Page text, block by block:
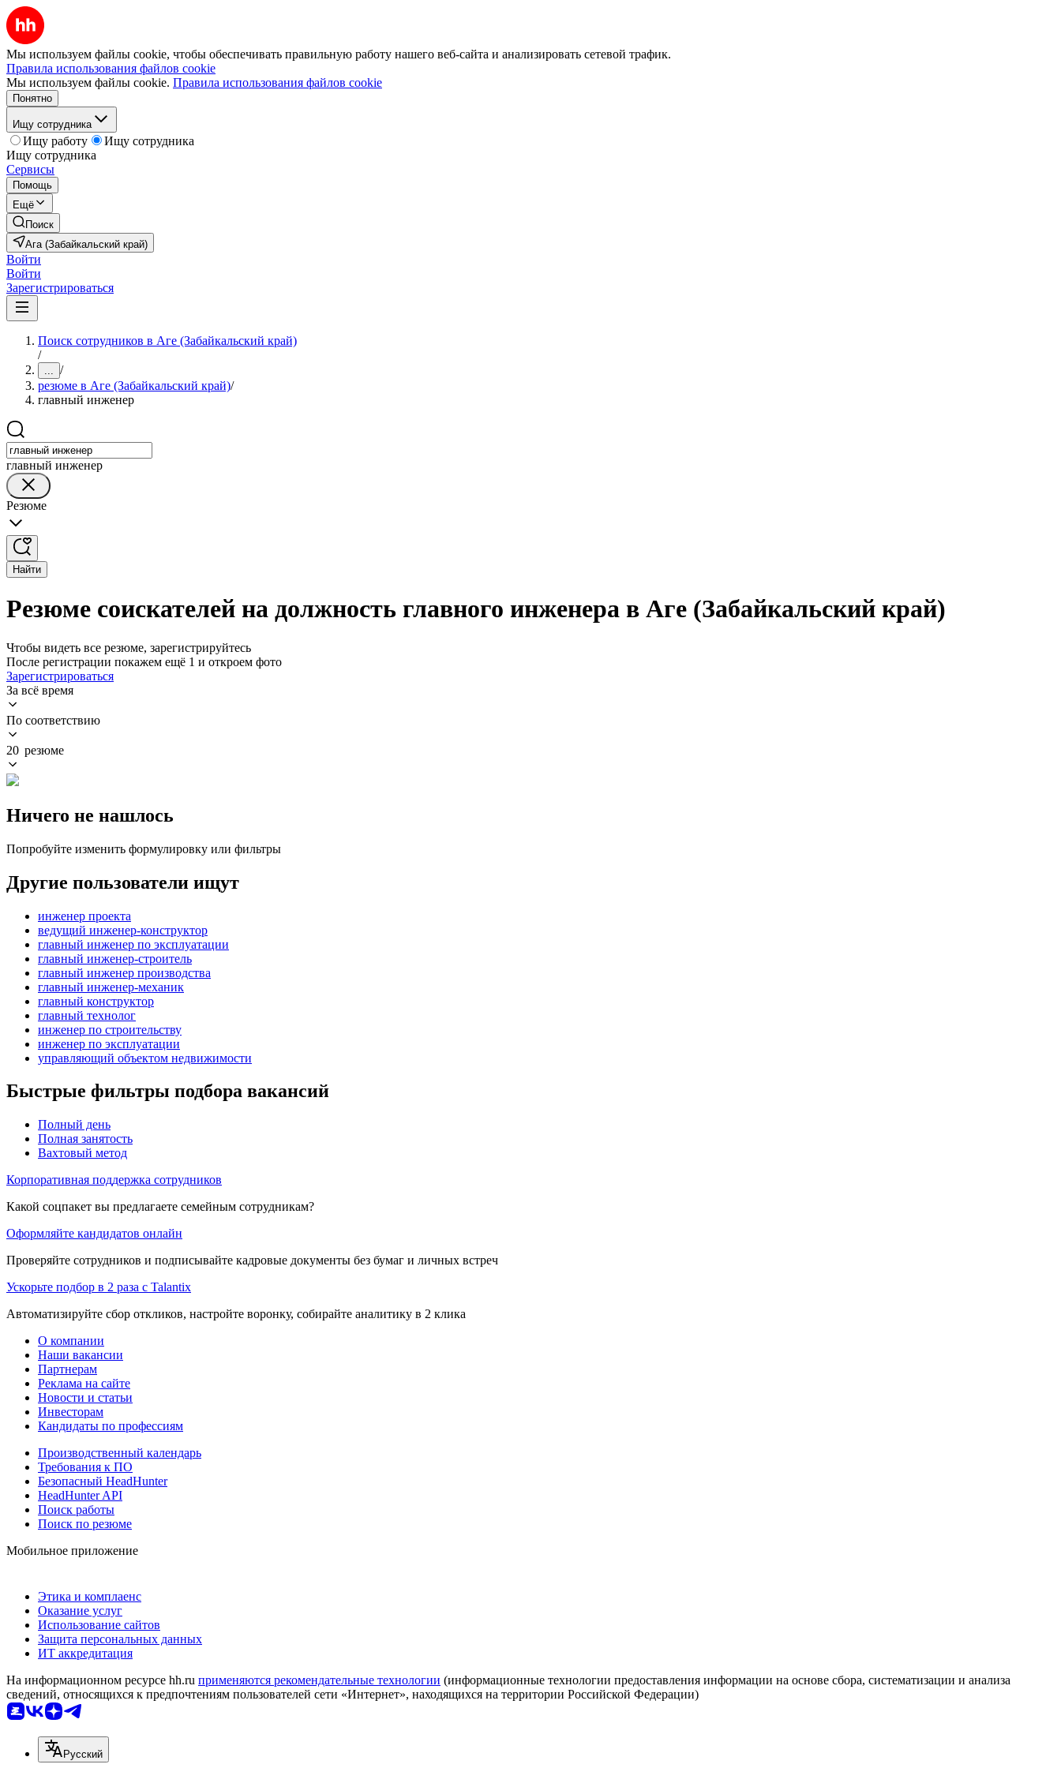
Мы используем файлы cookie, чтобы обеспечивать правильную работу нашего веб-сайта и анализировать сетевой трафик.
Правила использования файлов cookie
Мы используем файлы cookie. Правила использования файлов cookie
Понятно
Ищу сотрудника
Ищу работу
Ищу сотрудника
Ищу сотрудника
Сервисы
Помощь
Ещё
Поиск
Ага (Забайкальский край)
Войти
Войти
Зарегистрироваться
Поиск сотрудников в Аге (Забайкальский край)
/
... /
резюме в Аге (Забайкальский край)/
главный инженер
главный инженер
Резюме
Найти
Резюме соискателей на должность главного инженера в Аге (Забайкальский край)
Чтобы видеть все резюме, зарегистрируйтесь
После регистрации покажем ещё 1 и откроем фото
Зарегистрироваться
За всё время
По соответствию
20 резюме
Ничего не нашлось
Попробуйте изменить формулировку или фильтры
Другие пользователи ищут
инженер проекта
ведущий инженер-конструктор
главный инженер по эксплуатации
главный инженер-строитель
главный инженер производства
главный инженер-механик
главный конструктор
главный технолог
инженер по строительству
инженер по эксплуатации
управляющий объектом недвижимости
Быстрые фильтры подбора вакансий
Полный день
Полная занятость
Вахтовый метод
Корпоративная поддержка сотрудников
Какой соцпакет вы предлагаете семейным сотрудникам?
Оформляйте кандидатов онлайн
Проверяйте сотрудников и подписывайте кадровые документы без бумаг и личных встреч
Ускорьте подбор в 2 раза с Talantix
Автоматизируйте сбор откликов, настройте воронку, собирайте аналитику в 2 клика
О компании
Наши вакансии
Партнерам
Реклама на сайте
Новости и статьи
Инвесторам
Кандидаты по профессиям
Производственный календарь
Требования к ПО
Безопасный HeadHunter
HeadHunter API
Поиск работы
Поиск по резюме
Мобильное приложение
Этика и комплаенс
Оказание услуг
Использование сайтов
Защита персональных данных
ИТ аккредитация
На информационном ресурсе hh.ru применяются рекомендательные технологии (информационные технологии предоставления информации на основе сбора, систематизации и анализа
сведений, относящихся к предпочтениям пользователей сети «Интернет», находящихся на территории Российской Федерации)
Русский